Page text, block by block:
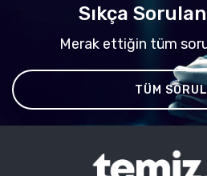
Sıkça
Merak ettiğin tüm
TÜM